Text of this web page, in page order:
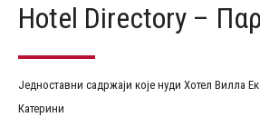
Hotel Directory –
Једноставни садржаји које нуди Хотел Вилла
Катерини